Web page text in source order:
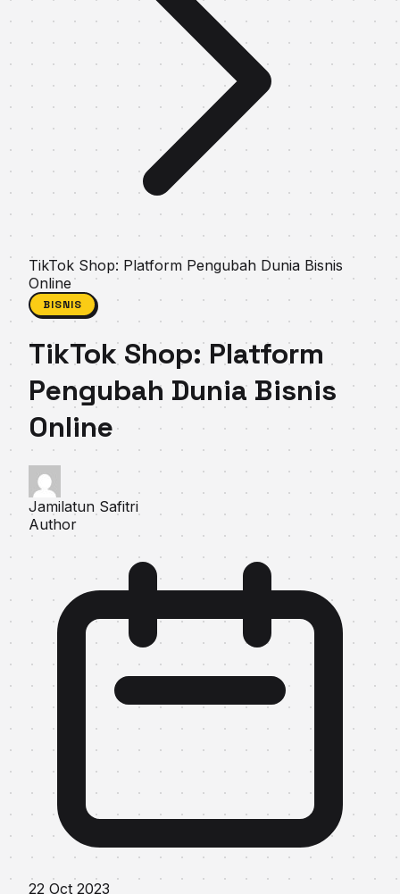
TikTok Shop: Platform Pengubah Dunia Bisnis
Online
BISNIS
TikTok Shop: Platform
Pengubah Dunia Bisnis
Online
Jamilatun Safitri
Author
22 Oct 2023